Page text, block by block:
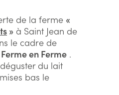
de la ferme «
» à Saint Jean de
le cadre de
en Ferme .
du lait
bas le